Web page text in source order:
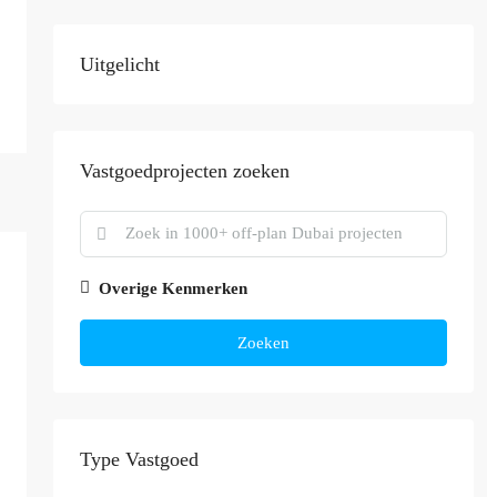
Uitgelicht
Vastgoedprojecten zoeken
Overige Kenmerken
Zoeken
Type Vastgoed